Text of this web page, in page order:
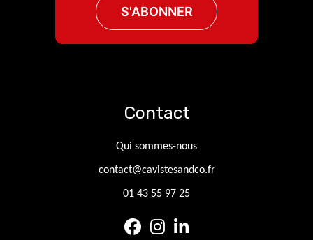
Contact
Qui sommes-nous
contact@cavistesandco.fr
01 43 55 97 25